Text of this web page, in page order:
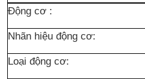
Động cơ :
Nhãn hiệu động cơ:
Loại động cơ: